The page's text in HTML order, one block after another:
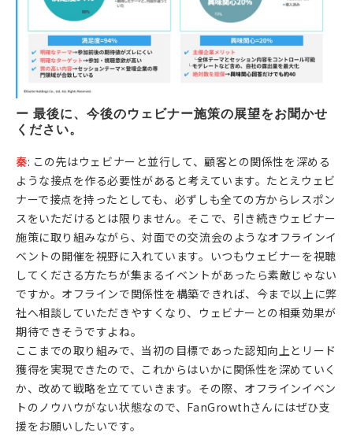
ー 最後に、今後のウェビナー施策の展望をお聞かせ
ください。
秦: この先はウェビナーと並行して、顧客との関係性を深める
ような接点を作る必要性があると考えています。たとえウェビ
ナーで接点を持ったとしても、必ずしも全ての方からレスポン
スをいただけるとは限りません。そこで、引き続きウェビナー
施策に取り組みながら、対面での交流会のようなオフラインイ
ベントの開催を視野に入れています。いつもウェビナーを視聴
してくださる方たちが集まるイベントがあったら素敵じゃない
ですか。オフラインで関係性を構築できれば、今まで以上に弊
社へ相談していただきやすくなり、ウェビナーとの相乗効果が
期待できそうですよね。
ここまでの取り組みで、当初の目標であった認知向上とリード
獲得を実現できたので、これからはいかに関係性を深めていく
か、改めて戦略を立てていきます。その際、オフラインイベン
トのノウハウがない状態なので、FanGrowthさんにはぜひ支
援をお願いしたいです。